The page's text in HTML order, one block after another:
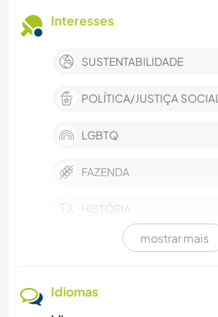
Interesses
SUSTENTABILIDADE
POLÍTICA/JUSTIÇA SOCIAL
LGBTQ
FAZENDA
HISTÓRIA
JARDINAGEM
mostrar mais
Idiomas